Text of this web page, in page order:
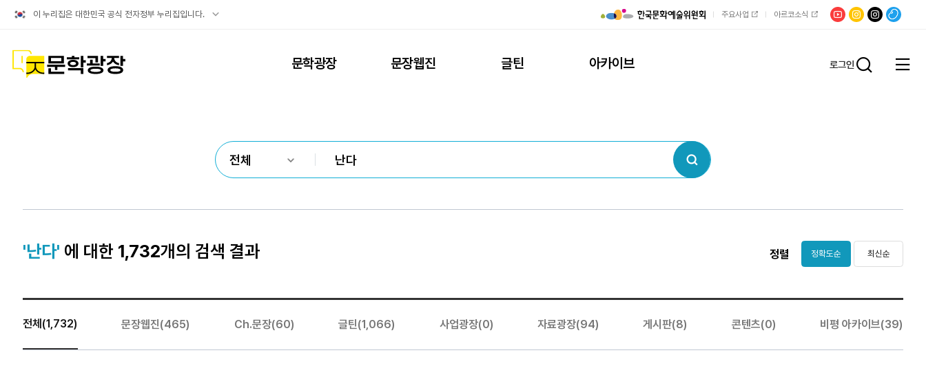
이 누리집은 대한민국 공식 전자정부 누리집입니다.
공식
주요사업 아르코소식 유튜브문학광장채널문장
팟빵
문학광장 문학광장 문장웹진 글틴 아카이브 로그인
전체
검색
'난다' 에 대한 1,732개의 검색 결과 정렬 정확도순 최신순
전체(1,732) 문장웹진(465) Ch.문장(60) 글틴(1,066) 사업광장(0) 자료광장(94) 게시판(8) 콘텐츠(0) 비평 아카이브(39)